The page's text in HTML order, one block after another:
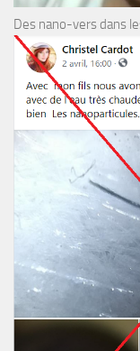
Des nano-vers dans